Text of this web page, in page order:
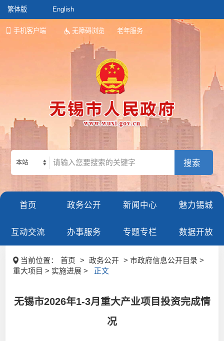
繁体版 English
手机客户端 无障碍浏览 老年服务
本站
首页 政务公开 新闻中心 魅力锡城
互动交流 办事服务 专题专栏 数据开放
当前位置： 首页 > 政务公开
> 市政府信息公开目录 >
重大项目 > 实施进展 >
正文
无锡市2026年1-3月重大产业项目投资完成情
况